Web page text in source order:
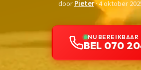
doorPieter· 4 oktober
NU BEREIKBAAR
BEL 070